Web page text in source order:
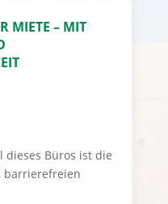
MIETE – MIT
dieses Büros ist die
barrierefreien